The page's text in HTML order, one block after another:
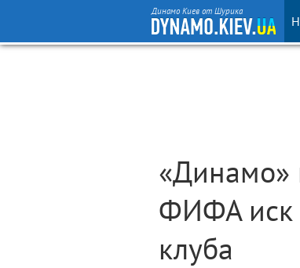
Динамо Киев от Шурика
«Динамо»
ФИФА иск
клуба